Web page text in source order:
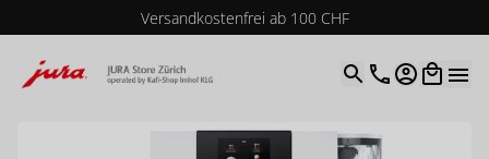
Versandkostenfrei ab 100 CHF
4.9| 5.0 Google
Open